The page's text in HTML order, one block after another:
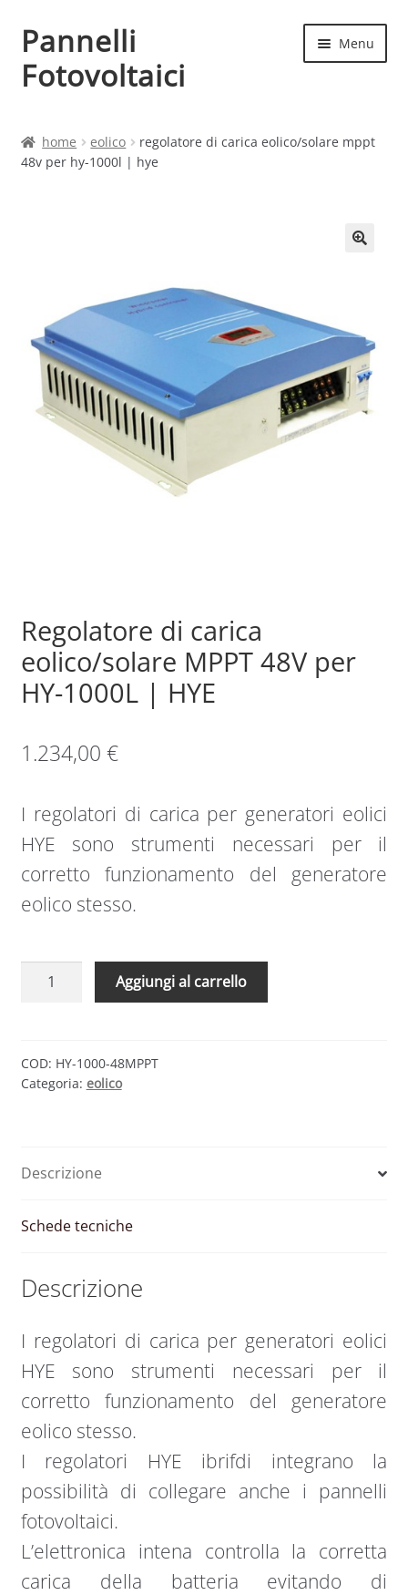
Vai
alla
navigazione
Vai
al
contenuto
Pannelli
Fotovoltaici
Menu
Cart
Contatti
My account
Produttori
Sample Page
home eolico
regolatore di carica eolico/solare mppt
48v per hy-1000l | hye
Regolatore di carica
eolico/solare MPPT 48V per
HY-1000L | HYE
1.234,00 €
I regolatori di carica per generatori eolici
HYE sono strumenti necessari per il
corretto funzionamento del generatore
eolico stesso.
Regolatore
MPPT
48V
|
quantità
Aggiungi al carrello
COD: HY-1000-48MPPT
Categoria: eolico
Descrizione
Schede tecniche
Descrizione
I regolatori di carica per generatori eolici
HYE sono strumenti necessari per il
corretto funzionamento del generatore
eolico stesso.
I regolatori HYE ibrifdi integrano la
possibilità di collegare anche i pannelli
fotovoltaici.
L’elettronica intena controlla la corretta
carica della batteria evitando di